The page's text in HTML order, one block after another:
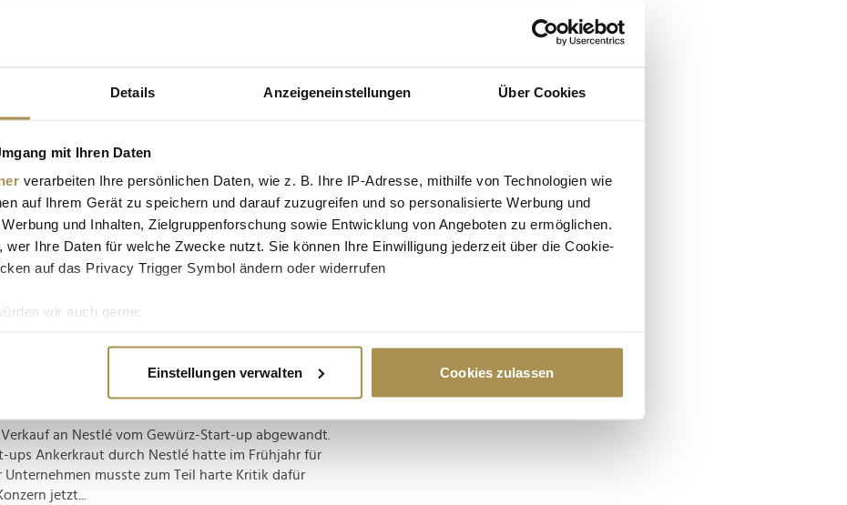
Details Anzeigeneinstellungen Über Cookies
mit Ihren Daten
verarbeiten Ihre persönlichen Daten, wie z. B. Ihre IP-Adresse, mithilfe von Technologien wie
auf Ihrem Gerät zu speichern und darauf zuzugreifen und so personalisierte Werbung und
und Inhalten, Zielgruppenforschung sowie Entwicklung von Angeboten zu ermöglichen.
wer Ihre Daten für welche Zwecke nutzt. Sie können Ihre Einwilligung jederzeit über die Cookie-
auf das Privacy Trigger Symbol ändern oder widerrufen
wir auch gerne:
wie Ihre persönlichen Daten verarbeitet werden, und legen Sie Ihre Präferenzen im
Inhalte und Anzeigen zu personalisieren, Funktionen für soziale Medien anbieten zu können
Website zu analysieren. Außerdem geben wir Informationen zu Ihrer Verwendung unserer
für soziale Medien, Werbung und Analysen weiter. Unsere Partner führen diese Informationen
Einstellungen verwalten Cookies zulassen
enthalten: Setzen Sie die gesuchten
zb "Vorname Nachname".
mit Vanezia Blum ist marktreif
auf Gewürzmischungen spezialisierte
Zusammenarbeit mit der Influencerin Vanezia Blum
Erfolgs des "Chili Knoblauch Salz" ist die größte
zur erneuten...
jetzt Werbung für die Konkurrenz
an Nestlé vom Gewürz-Start-up abgewandt.
ups Ankerkraut durch Nestlé hatte im Frühjahr für
Unternehmen musste zum Teil harte Kritik dafür
jetzt...